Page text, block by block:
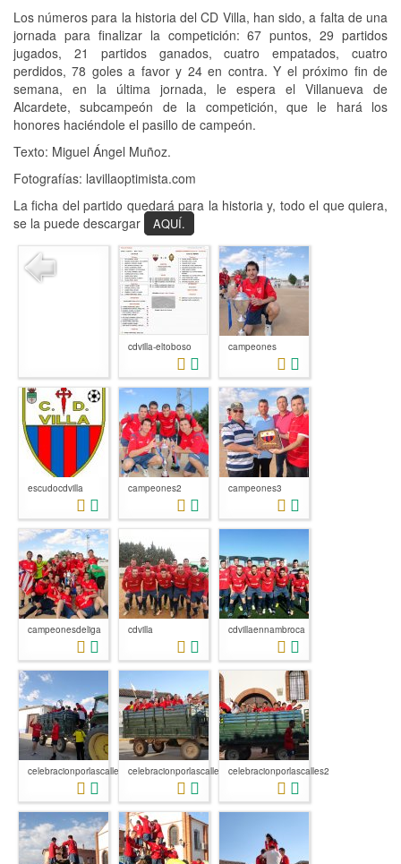
Los números para la historia del CD Villa, han sido, a falta de una
jornada para finalizar la competición: 67 puntos, 29 partidos
jugados, 21 partidos ganados, cuatro empatados, cuatro
perdidos, 78 goles a favor y 24 en contra. Y el próximo fin de
semana, en la última jornada, le espera el Villanueva de
Alcardete, subcampeón de la competición, que le hará los
honores haciéndole el pasillo de campeón.
Texto: Miguel Ángel Muñoz.
Fotografías: lavillaoptimista.com
La ficha del partido quedará para la historia y, todo el que quiera,
se la puede descargar
AQUÍ.
cdvilla-eltoboso campeones
escudocdvilla campeones2 campeones3
campeonesdeliga cdvilla cdvillaennambroca
celebracionporlascalles celebracionporlascalles1celebracionporlascalles2